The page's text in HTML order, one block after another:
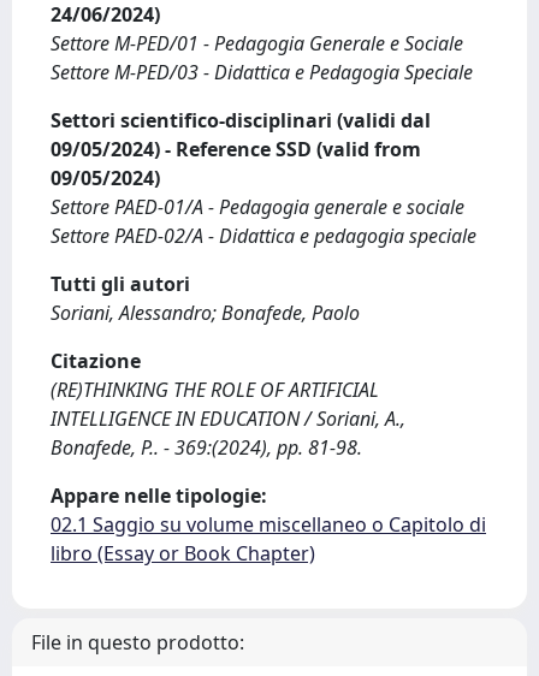
24/06/2024)
Settore M-PED/01 - Pedagogia Generale e Sociale
Settore M-PED/03 - Didattica e Pedagogia Speciale
Settori scientifico-disciplinari (validi dal
09/05/2024) - Reference SSD (valid from
09/05/2024)
Settore PAED-01/A - Pedagogia generale e sociale
Settore PAED-02/A - Didattica e pedagogia speciale
Tutti gli autori
Soriani, Alessandro; Bonafede, Paolo
Citazione
(RE)THINKING THE ROLE OF ARTIFICIAL
INTELLIGENCE IN EDUCATION / Soriani, A.,
Bonafede, P.. - 369:(2024), pp. 81-98.
Appare nelle tipologie:
02.1 Saggio su volume miscellaneo o Capitolo di
libro (Essay or Book Chapter)
File in questo prodotto: